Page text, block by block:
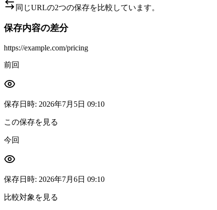
同じURLの2つの保存を比較しています。
保存内容の差分
https://example.com/pricing
前回
保存日時: 2026年7月5日 09:10
この保存を見る
今回
保存日時: 2026年7月6日 09:10
比較対象を見る